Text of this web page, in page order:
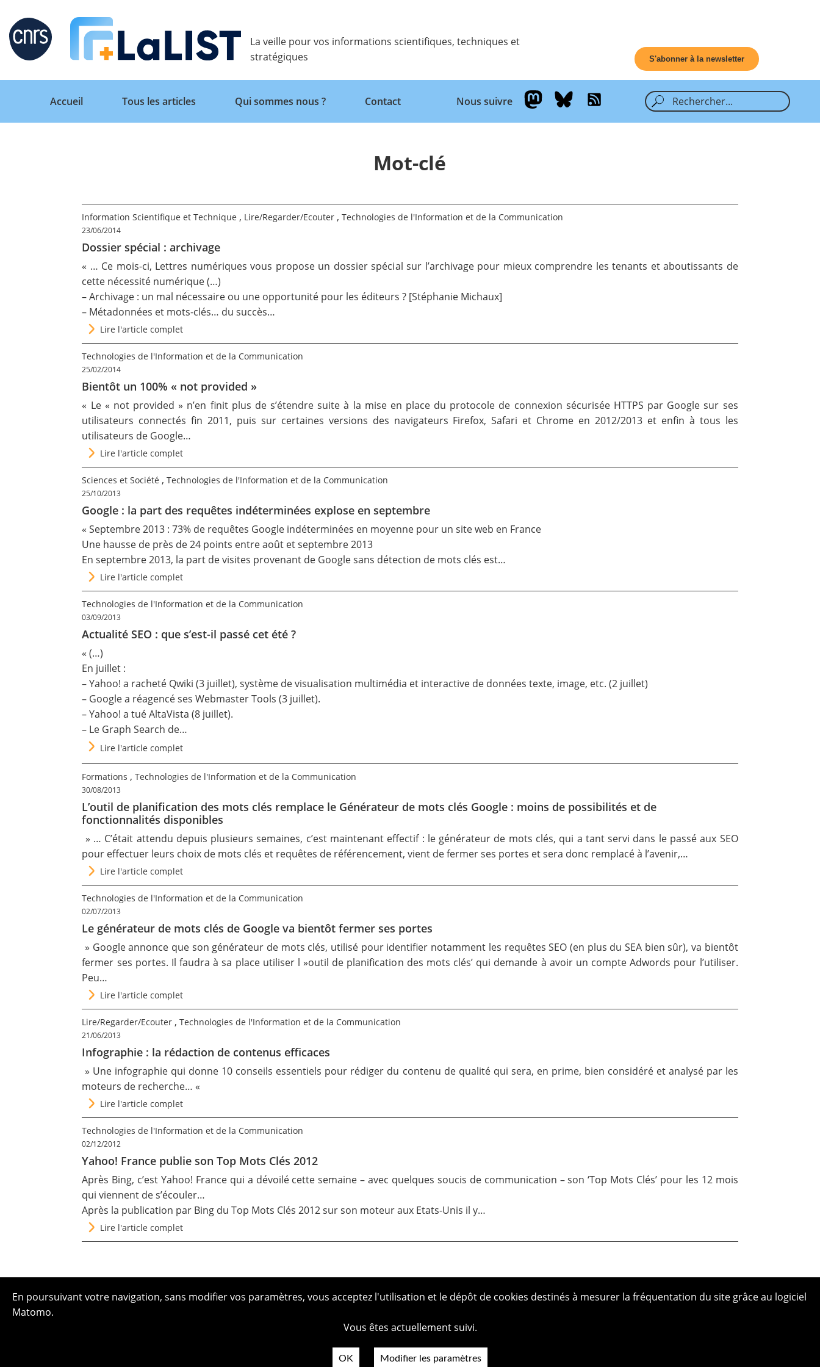
Retour
Tous les articles
Qui sommes nous ?
La veille pour vos informations scientifiques, techniques et
stratégiques
S'abonner à la newsletter
Retour
Accueil Tous les articles Qui sommes nous ? Contact Nous suivre
Mot-clé
Information Scientifique et Technique , Lire/Regarder/Ecouter ,Technologies de l'Information et de la Communication
23/06/2014
Dossier spécial : archivage
« … Ce mois-ci, Lettres numériques vous propose un dossier spécial sur l’archivage pour mieux comprendre les tenants et aboutissants de
cette nécessité numérique (…)
–Archivage : un mal nécessaire ou une opportunité pour les éditeurs ? [Stéphanie Michaux]
– Métadonnées et mots-clés… du succès…
Lire l'article complet
Technologies de l'Information et de la Communication
25/02/2014
Bientôt un 100% « not provided »
« Le « not provided » n’en finit plus de s’étendre suite à la mise en place du protocole de connexion sécurisée HTTPS par Google sur ses
utilisateurs connectés fin 2011, puis sur certaines versions des navigateurs Firefox, Safari et Chrome en 2012/2013 et enfin à tous les
utilisateurs de Google…
Lire l'article complet
Sciences et Société ,Technologies de l'Information et de la Communication
25/10/2013
Google : la part des requêtes indéterminées explose en septembre
« Septembre 2013 : 73% de requêtes Google indéterminées en moyenne pour un site web en France
Une hausse de près de 24 points entre août et septembre 2013
En septembre 2013, la part de visites provenant de Google sans détection de mots clés est…
Lire l'article complet
Technologies de l'Information et de la Communication
03/09/2013
Actualité SEO : que s’est-il passé cet été ?
« (…)
En juillet :
– Yahoo!a racheté Qwiki (3 juillet), système de visualisation multimédia et interactive de données texte, image, etc. (2 juillet)
– Google a réagencé ses Webmaster Tools (3 juillet).
– Yahoo! atué AltaVista (8 juillet).
– Le Graph Search de…
Lire l'article complet
Formations ,Technologies de l'Information et de la Communication
30/08/2013
L’outil de planification des mots clés remplace le Générateur de mots clés Google : moins de possibilités et de
fonctionnalités disponibles
» … C’était attendu depuis plusieurs semaines, c’est maintenant effectif: le générateur de mots clés, qui a tant servi dans le passé aux SEO
pour effectuer leurs choix de mots clés et requêtes de référencement, vient de fermer ses portes et sera donc remplacé à l’avenir,…
Lire l'article complet
Technologies de l'Information et de la Communication
02/07/2013
Le générateur de mots clés de Google va bientôt fermer ses portes
» Google annonce que son générateur de mots clés, utilisé pour identifier notamment les requêtes SEO (en plus du SEA bien sûr), va bientôt
fermer ses portes. Il faudra à sa place utiliser l »outil de planification des mots clés’ qui demande à avoir un compte Adwords pour l’utiliser.
Peu…
Lire l'article complet
Lire/Regarder/Ecouter ,Technologies de l'Information et de la Communication
21/06/2013
Infographie : la rédaction de contenus efficaces
» Une infographie qui donne 10 conseils essentiels pour rédiger du contenu de qualité qui sera, en prime, bien considéré et analysé par les
moteurs de recherche… «
Lire l'article complet
Technologies de l'Information et de la Communication
02/12/2012
Yahoo! France publie son Top Mots Clés 2012
Après Bing, c’est Yahoo! France qui a dévoilé cette semaine – avec quelques soucis de communication – son ‘Top Mots Clés’ pour les 12 mois
qui viennent de s’écouler…
Après la publication par Bing du Top Mots Clés 2012 sur son moteur aux Etats-Unis il y…
Lire l'article complet
En poursuivant votre navigation, sans modifier vos paramètres, vous acceptez l'utilisation et le dépôt de cookies destinés à mesurer la fréquentation du site grâce au logiciel
Matomo.
Vous êtes actuellement suivi.
OK Modifier les paramètres